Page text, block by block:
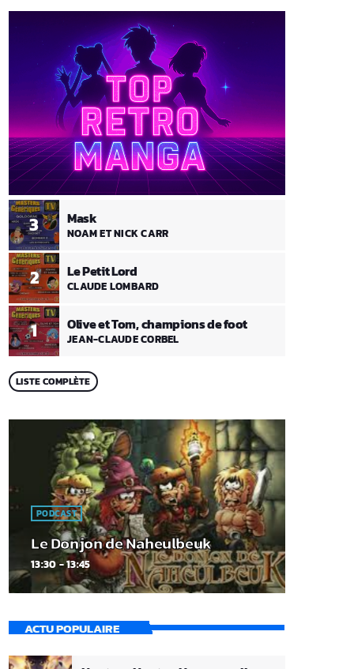
1 Olive et Tom, champions de foot
JEAN-CLAUDE CORBEL
2 Le Petit Lord
CLAUDE LOMBARD
3 Mask
NOAM ET NICK CARR
LISTE COMPLÈTE
PODCAST
Le Donjon de Naheulbeuk
13:30 - 13:45
ACTU POPULAIRE